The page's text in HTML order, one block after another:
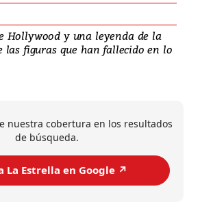
Hollywood y una leyenda de la
las figuras que han fallecido en lo
nuestra cobertura en los resultados
de búsqueda.
La Estrella en Google ↗️